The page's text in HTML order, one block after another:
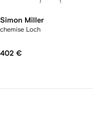
Simon Miller
chemise Loch
402 €